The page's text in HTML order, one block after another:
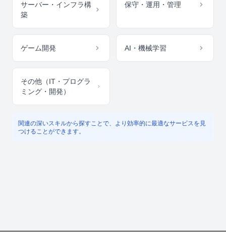
サーバー・インフラ構
築
保守・運用・管理
ゲーム開発 AI・機械学習
その他（IT・プログラ
ミング・開発）
関連の深いスキルから探すことで、より効率的に最適なサービスを見
つけることができます。